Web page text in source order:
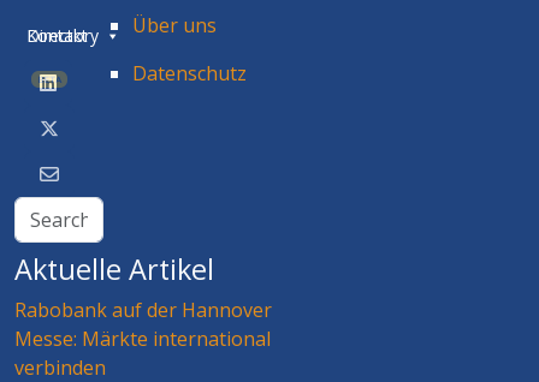
Directory
BETA
Kontakt
Über uns
Datenschutz
Aktuelle Artikel
Rabobank auf der Hannover
Messe: Märkte international
verbinden